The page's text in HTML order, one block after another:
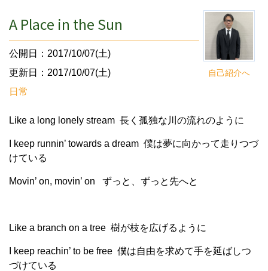
自己紹介へ
A Place in the Sun
公開日：2017/10/07(土)
更新日：2017/10/07(土)
日常
Like a long lonely stream 長く孤独な川の流れのように
I keep runnin’ towards a dream 僕は夢に向かって走りつづ
けている
Movin’ on, movin’ on ずっと、ずっと先へと
Like a branch on a tree 樹が枝を広げるように
I keep reachin’ to be free 僕は自由を求めて手を延ばしつ
づけている